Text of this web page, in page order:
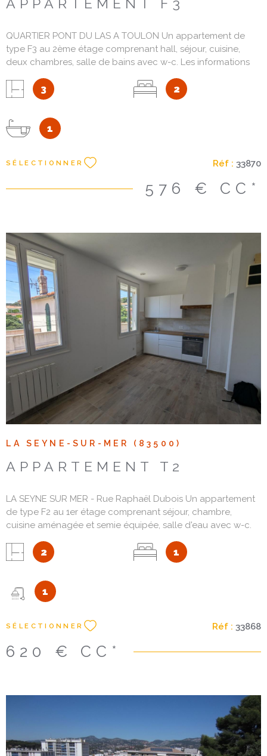
APPARTEMENT F3
QUARTIER PONT DU LAS A TOULON Un appartement de
type F3 au 2ème étage comprenant hall, séjour, cuisine,
deux chambres, salle de bains avec w-c. Les informations
sur le site Géorisques : www. georisques. gouv. fr Les
informations sur les risques auxquels ce bien est exposé
3 2
1
SÉLECTIONNER Réf : 33870
576 € CC*
LA SEYNE-SUR-MER (83500)
APPARTEMENT T2
LA SEYNE SUR MER - Rue Raphaël Dubois Un appartement
de type F2 au 1er étage comprenant séjour, chambre,
cuisine aménagée et semie équipée, salle d'eau avec w-c.
sont disponibles sur le site Géorisques : www. georisques.
gouv. fr Les informations sur les risques auxquels ce bien est
2 1
1
SÉLECTIONNER Réf : 33868
620 € CC*
Voir le bien